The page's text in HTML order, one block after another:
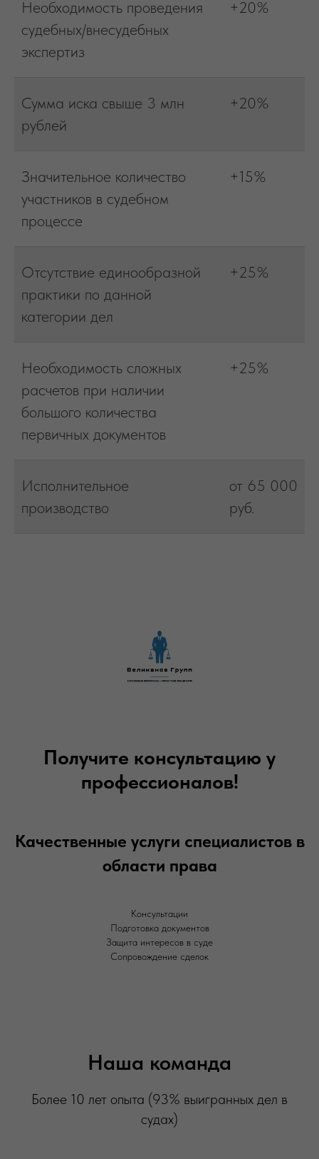
Необходимость проведения
судебных/внесудебных
экспертиз
+20%
Сумма иска свыше 3 млн
рублей
+20%
Значительное количество
участников в судебном
процессе
+15%
Отсутствие единообразной
практики по данной
категории дел
+25%
Необходимость сложных
расчетов при наличии
большого количества
первичных документов
+25%
Исполнительное
производство
от 65 000
руб.
Получите консультацию у
профессионалов!
Качественные услуги специалистов в
области права
Консультации
Подготовка документов
Защита интересов в суде
Сопровождение сделок
Наша команда
Более 10 лет опыта (93% выигранных дел в
судах)